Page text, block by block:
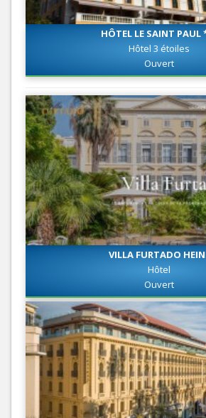
HÔTEL LE SAINT
Hôtel 3 étoiles
Ouvert
VILLA FURTADO
Hôtel
Ouvert